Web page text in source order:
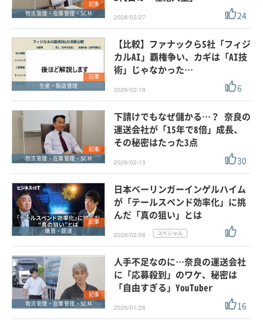
記事
物流管理・在庫管理・SCM
2026/02/27 24
記事
生産・製造管理
【比較】ファナックら5社「フィジ
カルAI」覇権争い、カギは「AI技
術」じゃなかった…
2026/02/19 6
記事
物流管理・在庫管理・SCM
下請けでもなぜ儲かる…？ 奈良の
運送会社が「15年で8倍」成長、
その秘密はたった3点
2026/02/13 30
記事
購買・調達
日本ベーリンガーインゲルハイム
が「テールスペンド効率化」に挑
んだ「真の狙い」とは
2026/02/06
記事
物流管理・在庫管理・SCM
人手不足なのに…奈良の運送会社
に「応募殺到」のワケ、秘密は
「自由すぎる」YouTuber
2026/01/28 16